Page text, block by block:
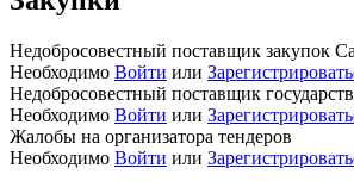
Недобросовестный поставщик закупок
Необходимо Войти или
Недобросовестный поставщик
Необходимо Войти или
Жалобы на организатора тендеров
Необходимо Войти или